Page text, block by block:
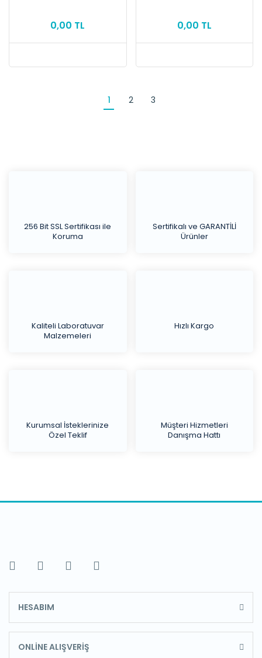
0,00 TL 0,00 TL
1 2 3
256 Bit SSL Sertifikası ile
Koruma
Sertifikalı ve GARANTİLİ
Ürünler
Kaliteli Laboratuvar
Malzemeleri
Hızlı Kargo
Kurumsal İsteklerinize
Özel Teklif
Müşteri Hizmetleri
Danışma Hattı
HESABIM
ONLİNE ALIŞVERİŞ